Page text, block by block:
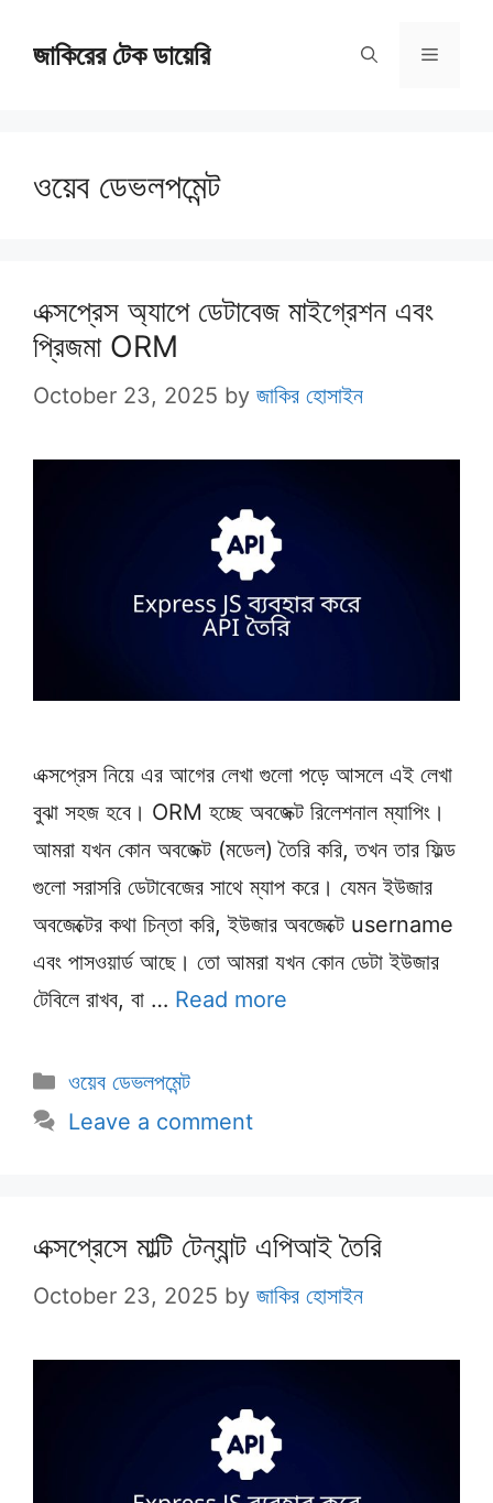
জাকিরের টেক ডায়েরি Menu
ওয়েব ডেভলপমেন্ট
এক্সপ্রেস অ্যাপে ডেটাবেজ মাইগ্রেশন এবং
প্রিজমা ORM
October 23, 2025 by জাকির হোসাইন
এক্সপ্রেস নিয়ে এর আগের লেখা গুলো পড়ে আসলে এই লেখা
বুঝা সহজ হবে। ORM হচ্ছে অবজেক্ট রিলেশনাল ম্যাপিং।
আমরা যখন কোন অবজেক্ট (মডেল) তৈরি করি, তখন তার ফিল্ড
গুলো সরাসরি ডেটাবেজের সাথে ম্যাপ করে। যেমন ইউজার
অবজেক্টের কথা চিন্তা করি, ইউজার অবজেক্টে username
এবং পাসওয়ার্ড আছে। তো আমরা যখন কোন ডেটা ইউজার
টেবিলে রাখব, বা … Read more
Categories
ওয়েব ডেভলপমেন্ট
Leave a comment
এক্সপ্রেসে মাল্টি টেন্যান্ট এপিআই তৈরি
October 23, 2025 by জাকির হোসাইন